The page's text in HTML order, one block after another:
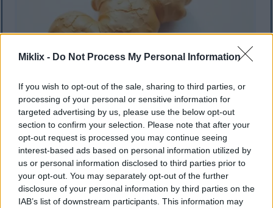
Miklix - Do Not Process My Personal Information
If you wish to opt-out of the sale, sharing to third parties, or
processing of your personal or sensitive information for
targeted advertising by us, please use the below opt-out
section to confirm your selection. Please note that after your
opt-out request is processed you may continue seeing
interest-based ads based on personal information utilized by
us or personal information disclosed to third parties prior to
your opt-out. You may separately opt-out of the further
disclosure of your personal information by third parties on the
IAB’s list of downstream participants. This information may
柔和的自然光下，白色表面上的心形姜根。.
单击或点击图片可获取更多信息和更高分辨率。
生姜如何影响月经症状